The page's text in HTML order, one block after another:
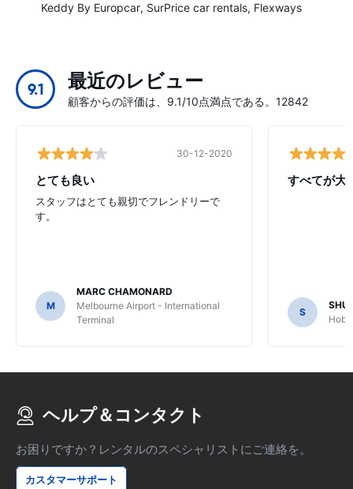
Keddy By Europcar SurPrice car rentals Flexways
9.1 最近のレビュー
顧客からの評価は、9.1/10点満点である。12842
30-12-2020
とても良い
スタッフはとても親切でフレンドリーで
す。
M
MARC CHAMONARD
Melbourne Airport - International
Terminal
すべてが大
S
ヘルプ＆コンタクト
お困りですか？レンタルのスペシャリストにご連絡を。
カスタマーサポート